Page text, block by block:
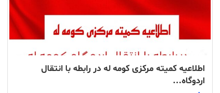
اطلاعیه کمیته مرکزی کومه له در رابطه با انتقال
اردوگاه...